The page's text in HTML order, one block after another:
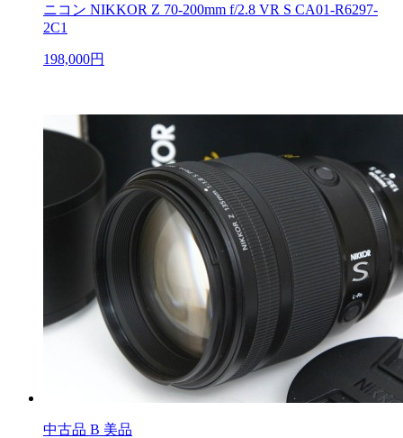
ニコン NIKKOR Z 70-200mm f/2.8 VR S CA01-R6297-
2C1
198,000円
中古品 B 美品